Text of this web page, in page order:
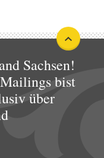
Sachsen!
bist
über